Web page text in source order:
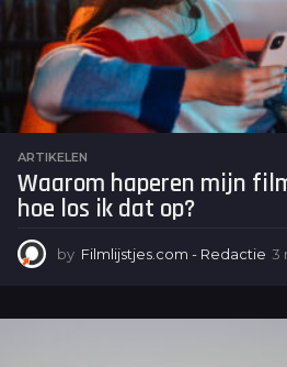
ARTIKELEN
Waarom haperen mijn
hoe los ik dat op?
by Filmlijstjes.com - Redactie 3